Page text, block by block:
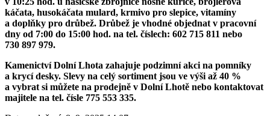
káčata, husokáčata mulard, krmivo pro slepice, vitamíny
a doplňky pro drůbež. Drůbež je vhodné objednat v pracovní
dny od 7:00 do 15:00 hod. na tel. číslech: 602 715 811 nebo
730 897 979.
Kamenictví Dolní Lhota zahajuje podzimní akci na pomníky
a krycí desky. Slevy na celý sortiment jsou ve výši až 40 %
a vybrat si můžete na prodejně v Dolní Lhotě nebo kontaktovat
majitele na tel. čísle 775 553 335.